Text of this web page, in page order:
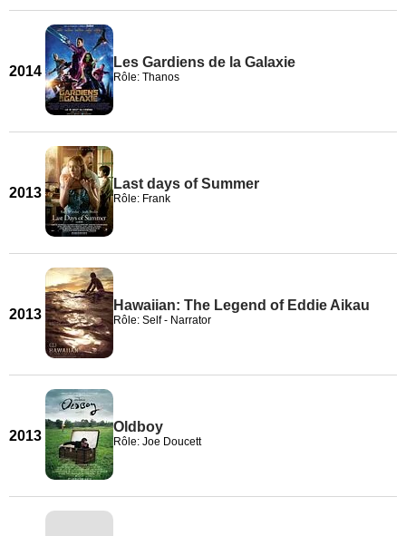
2014
Les Gardiens de la Galaxie
Rôle: Thanos
2013
Last days of Summer
Rôle: Frank
2013
Hawaiian: The Legend of Eddie Aikau
Rôle: Self - Narrator
2013
Oldboy
Rôle: Joe Doucett